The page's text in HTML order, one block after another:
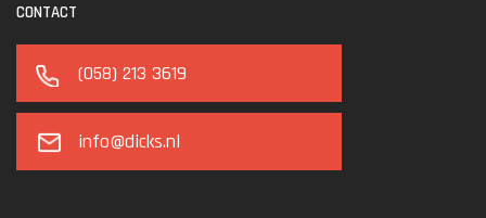
CONTACT
(058) 213 3619
info@dicks.nl